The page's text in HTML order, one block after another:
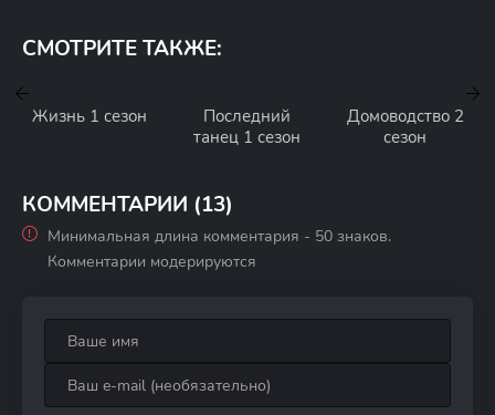
СМОТРИТЕ ТАКЖЕ:
Жизнь 1 сезон
Последний
танец 1 сезон
Домоводство 2
сезон
КОММЕНТАРИИ (13)
Минимальная длина комментария - 50 знаков.
Комментарии модерируются